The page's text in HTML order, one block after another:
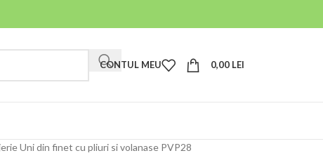
CONTUL MEU 0,00 LEI
Uni din finet cu pliuri si volanase PVP28